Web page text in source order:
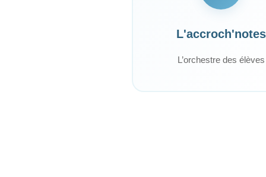
L'accroch'notes
L’orchestre des élèves